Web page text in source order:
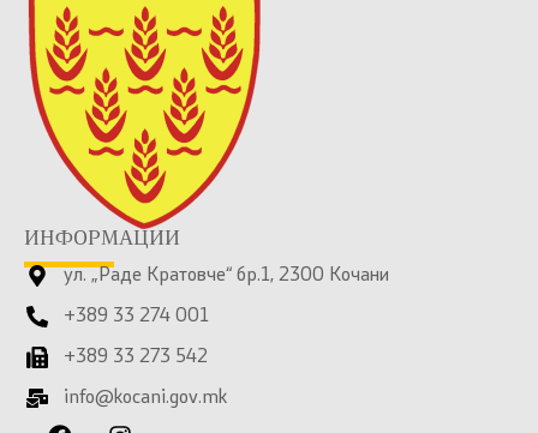
ИНФОРМАЦИИ
ул. „Раде Кратовче“ бр.1, 2300 Кочани
+389 33 274 001
+389 33 273 542
info@kocani.gov.mk